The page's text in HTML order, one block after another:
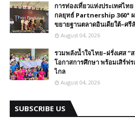
การท่องเที่ยวแห่งประเทศไท
กลยุทธ์ Partnership 360°
ขยายฐานตลาดอินเดียใต้–ศรี
August 04, 2026
รวมพลังน้ำใจไทย–ฝรั่งเศส
โอกาสการศึกษา พร้อมเสิร์ฟ
ไกล
August 04, 2026
SUBSCRIBE US